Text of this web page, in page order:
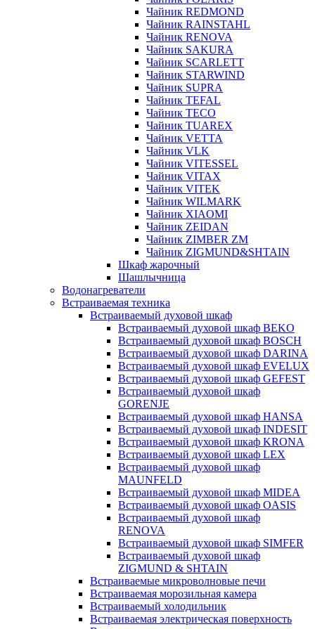
Чайник REDMOND
Чайник RAINSTAHL
Чайник RENOVA
Чайник SAKURA
Чайник SCARLETT
Чайник STARWIND
Чайник SUPRA
Чайник TEFAL
Чайник TECO
Чайник TUAREX
Чайник VETTA
Чайник VLK
Чайник VITESSEL
Чайник VITAX
Чайник VITEK
Чайник WILMARK
Чайник XIAOMI
Чайник ZEIDAN
Чайник ZIMBER ZM
Чайник ZIGMUND&SHTAIN
Шкаф жарочный
Шашлычница
Водонагреватели
Встраиваемая техника
Встраиваемый духовой шкаф
Встраиваемый духовой шкаф BEKO
Встраиваемый духовой шкаф BOSCH
Встраиваемый духовой шкаф DARINA
Встраиваемый духовой шкаф EVELUX
Встраиваемый духовой шкаф GEFEST
Встраиваемый духовой шкаф
GORENJE
Встраиваемый духовой шкаф HANSA
Встраиваемый духовой шкаф INDESIT
Встраиваемый духовой шкаф KRONA
Встраиваемый духовой шкаф LEX
Встраиваемый духовой шкаф
MAUNFELD
Встраиваемый духовой шкаф MIDEA
Встраиваемый духовой шкаф OASIS
Встраиваемый духовой шкаф
RENOVA
Встраиваемый духовой шкаф SIMFER
Встраиваемый духовой шкаф
ZIGMUND & SHTAIN
Встраиваемые микроволновые печи
Встраиваемая морозильная камера
Встраиваемый холодильник
Встраиваемая электрическая поверхность